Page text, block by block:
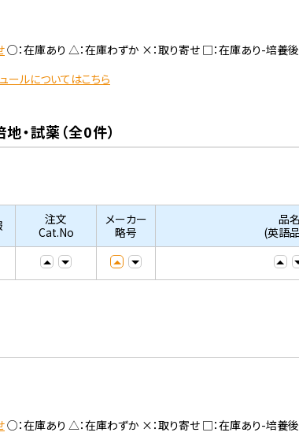
○：在庫あり △：在庫わずか ×：取り寄せ □：在庫あり-培養後
ールについてはこちら
・試薬（全0件）
注文
Cat.No
メーカー
略号
品名
(英語
○：在庫あり △：在庫わずか ×：取り寄せ □：在庫あり-培養後